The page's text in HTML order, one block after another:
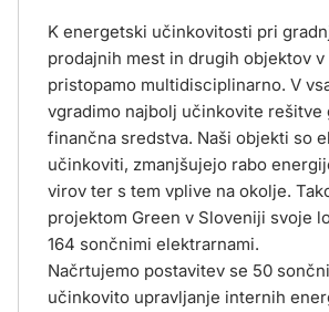
K energetski učinkovitosti pri
prodajnih mest in drugih objektov v
pristopamo multidisciplinarno. V
vgradimo najbolj učinkovite rešitve
finančna sredstva. Naši objekti so
učinkoviti, zmanjšujejo rabo
virov ter s tem vplive na okolje.
projektom Green v Sloveniji svoje
164 sončnimi elektrarnami.
Načrtujemo postavitev se 50
učinkovito upravljanje internih